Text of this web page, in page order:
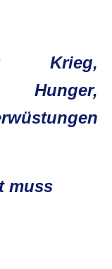
Krieg,
Hunger,
muss